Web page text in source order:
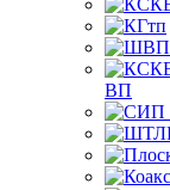
ВП